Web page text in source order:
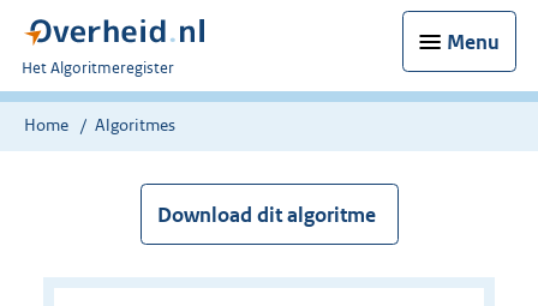
Menu
U
bent
nu
Het Algoritmeregister
Home Algoritmes
Download dit algoritme